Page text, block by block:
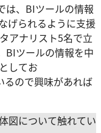
は、BIツールの情報
げられるように支援
アナリスト5名で立
BIツールの情報を中
してお
るので興味があれば
図について触れてい